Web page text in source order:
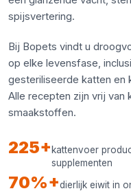
spijsvertering.
Bij Bopets vindt u
op elke levensfase,
gesteriliseerde katten en
Alle recepten zijn vrij van
smaakstoffen.
225+ kattenvoer
supplementen
70%+dierlijk eiwit in